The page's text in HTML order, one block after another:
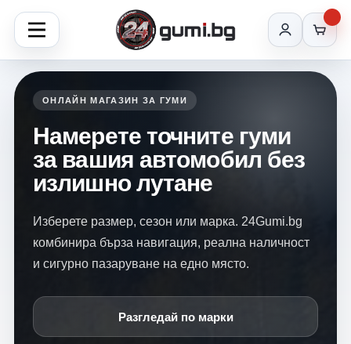
ОНЛАЙН МАГАЗИН ЗА ГУМИ
Намерете точните гуми
за вашия автомобил без
излишно лутане
Изберете размер, сезон или марка. 24Gumi.bg
комбинира бърза навигация, реална наличност
и сигурно пазаруване на едно място.
Разгледай по марки